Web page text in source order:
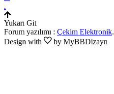
.
Yukarı Git
Forum yazılımı : Çekim Elektronik.
Design with
by MyBBDizayn